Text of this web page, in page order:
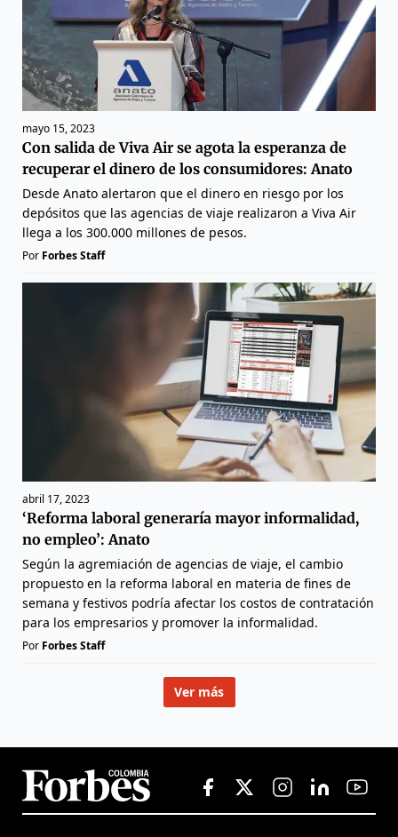
mayo 15, 2023
Con salida de Viva Air se agota la esperanza de
recuperar el dinero de los consumidores: Anato
Desde Anato alertaron que el dinero en riesgo por los
depósitos que las agencias de viaje realizaron a Viva Air
llega a los 300.000 millones de pesos.
Por Forbes Staff
abril 17, 2023
‘Reforma laboral generaría mayor informalidad,
no empleo’: Anato
Según la agremiación de agencias de viaje, el cambio
propuesto en la reforma laboral en materia de fines de
semana y festivos podría afectar los costos de contratación
para los empresarios y promover la informalidad.
Por Forbes Staff
Ver más